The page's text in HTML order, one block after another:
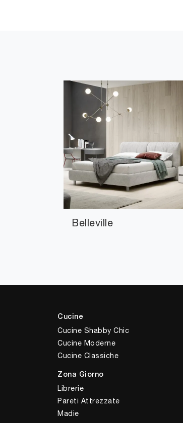
Belleville
Cucine
Cucine Shabby Chic
Cucine Moderne
Cucine Classiche
Zona Giorno
Librerie
Pareti Attrezzate
Madie